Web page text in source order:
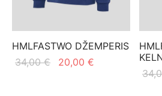
HMLFASTWO DŽEMPERIS
34,00€
Original
20,00 €